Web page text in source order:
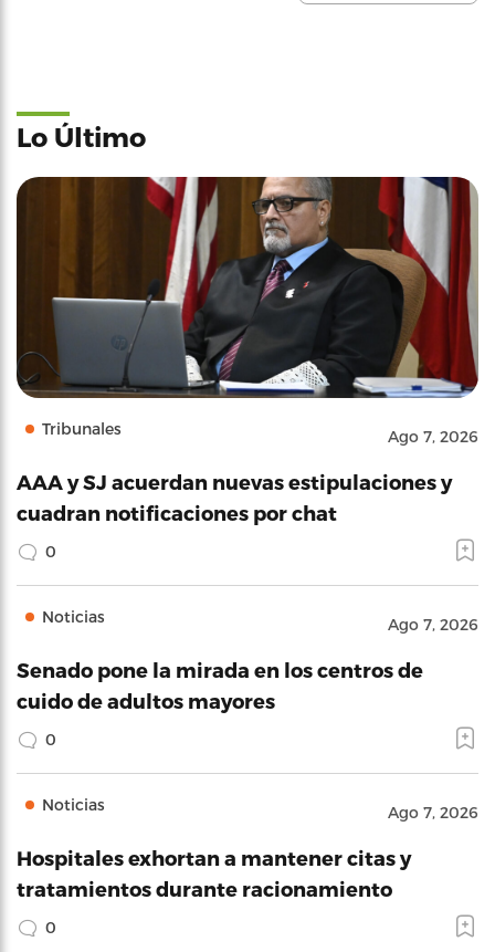
Lo Último
Tribunales Ago 7, 2026
AAA y SJ acuerdan nuevas estipulaciones y
cuadran notificaciones por chat
0
Noticias Ago 7, 2026
Senado pone la mirada en los centros de
cuido de adultos mayores
0
Noticias Ago 7, 2026
Hospitales exhortan a mantener citas y
tratamientos durante racionamiento
0